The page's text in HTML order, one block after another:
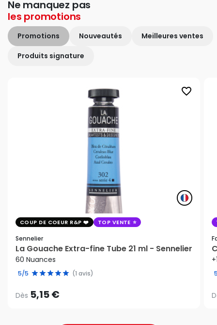
Ne manquez pas
les promotions
Promotions Nouveautés Meilleures ventes
Produits signature
favorite_border
COUP DE COEUR R&P TOP VENTE
Sennelier
La Gouache Extra-fine Tube 21 ml - Sennelier
60 Nuances
5/5 (1 avis)
Dès 5,15 €